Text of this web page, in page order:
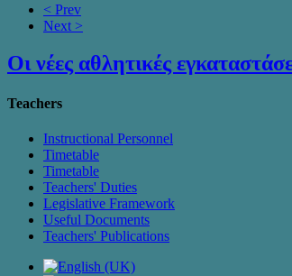
< Prev
Next >
Οι νέες αθλητικές
Teachers
Instructional Personnel
Timetable
Timetable
Teachers' Duties
Legislative Framework
Useful Documents
Teachers' Publications